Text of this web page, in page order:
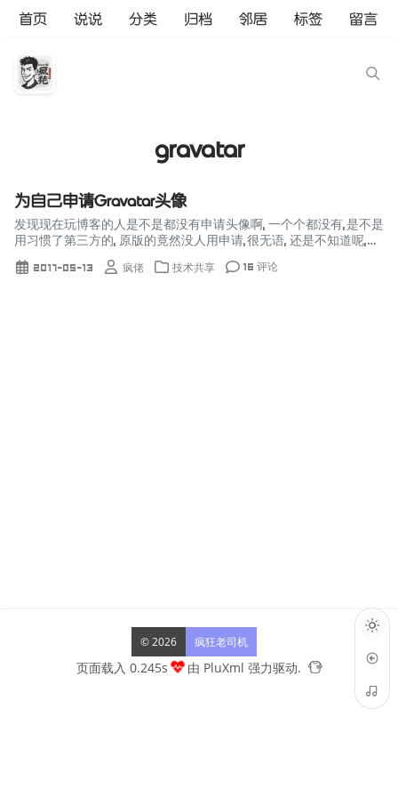
首页 说说 分类 归档 邻居 标签 留言
gravatar
为自己申请Gravatar头像
发现现在玩博客的人是不是都没有申请头像啊, 一个个都没有,是不是
用习惯了第三方的, 原版的竟然没人用申请,很无语, 还是不知道呢,再
次发表一次吧, 介绍 Gravatar是globally rec...
2017-05-13 疯佬 技术共享 16 评论
© 2026 疯狂老司机
页面载入 0.245s 由 PluXml 强力驱动.